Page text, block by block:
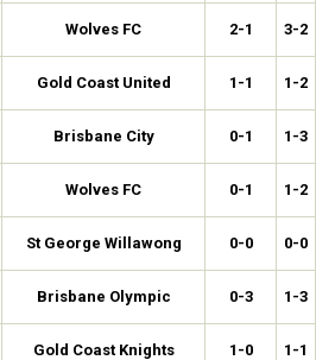
Wolves FC 2-1 3-2
Gold Coast United 1-1 1-2
Brisbane City 0-1 1-3
Wolves FC 0-1 1-2
St George Willawong 0-0 0-0
Brisbane Olympic 0-3 1-3
Gold Coast Knights 1-0 1-1